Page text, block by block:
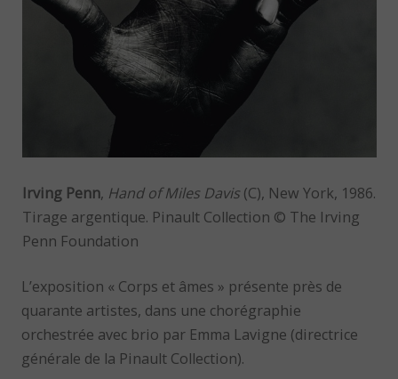
Irving Penn, Hand of Miles Davis(C), New York, 1986.
Tirage argentique. Pinault Collection © The Irving
Penn Foundation
L’exposition « Corps et âmes » présente près de
quarante artistes, dans une chorégraphie
orchestrée avec brio par Emma Lavigne (directrice
générale de la Pinault Collection).